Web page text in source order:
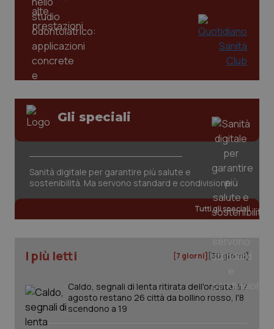
Gli speciali
Sanità digitale per garantire più salute e
sostenibilità. Ma servono standard e condivisione
Tutti gli speciali
I più letti [7 giorni] [30 giorni]
Caldo, segnali di lenta ritirata dell'ondata: il 7
agosto restano 26 città da bollino rosso, l'8
scendono a 19